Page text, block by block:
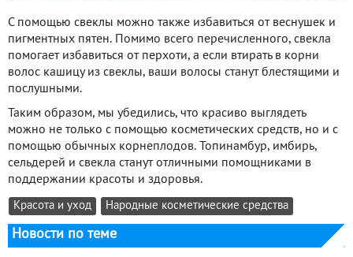
С помощью свеклы можно также избавиться от веснушек и
пигментных пятен. Помимо всего перечисленного, свекла
помогает избавиться от перхоти, а если втирать в корни
волос кашицу из свеклы, ваши волосы станут блестящими и
послушными.
Таким образом, мы убедились, что красиво выглядеть
можно не только с помощью косметических средств, но и с
помощью обычных корнеплодов. Топинамбур, имбирь,
сельдерей и свекла станут отличными помощниками в
поддержании красоты и здоровья.
Красота и уход Народные косметические средства
Новости по теме